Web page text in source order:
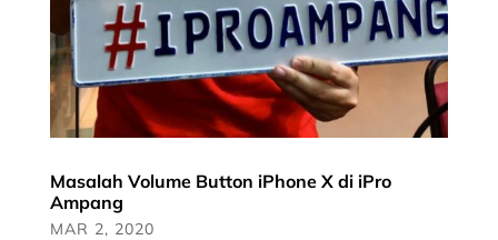
Masalah Volume Button iPhone X di iPro
Ampang
MAR 2, 2020